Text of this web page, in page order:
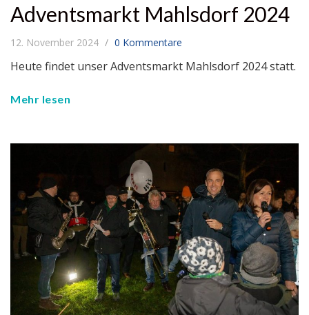
Adventsmarkt Mahlsdorf 2024
12. November 2024 0 Kommentare
Heute findet unser Adventsmarkt Mahlsdorf 2024 statt.
Mehr lesen